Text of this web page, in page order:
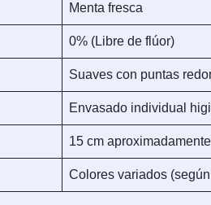
Menta fresca
0% (Libre de flúor)
Suaves con puntas
Envasado individual
15 cm aproximadamente
Colores variados